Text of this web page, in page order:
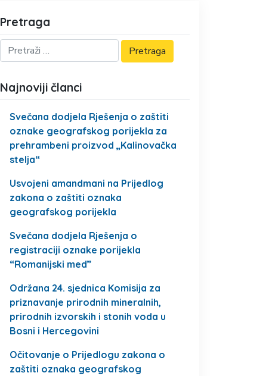
Pretraga
Najnoviji članci
Svečana dodjela Rješenja o zaštiti
oznake geografskog porijekla za
prehrambeni proizvod „Kalinovačka
stelja“
Usvojeni amandmani na Prijedlog
zakona o zaštiti oznaka
geografskog porijekla
Svečana dodjela Rješenja o
registraciji oznake porijekla
“Romanijski med”
Održana 24. sjednica Komisija za
priznavanje prirodnih mineralnih,
prirodnih izvorskih i stonih voda u
Bosni i Hercegovini
Očitovanje o Prijedlogu zakona o
zaštiti oznaka geografskog